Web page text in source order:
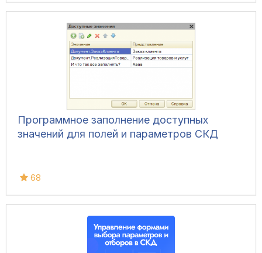
Программное заполнение доступных
значений для полей и параметров СКД
68